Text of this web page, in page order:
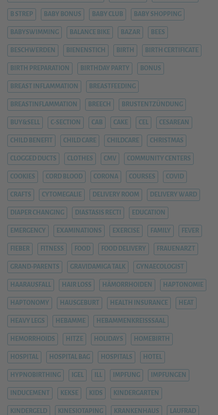
B STREP BABY BONUS BABY CLUB BABY SHOPPING
BABYSWIMMING BALANCE BIKE BAZAR BEES
BESCHWERDEN BIENENSTICH BIRTH BIRTH CERTIFICATE
BIRTH PREPARATION BIRTHDAY PARTY BONUS
BREAST INFLAMMATION BREASTFEEDING
BREASTINFLAMMATION BREECH BRUSTENTZÜNDUNG
BUY&SELL C-SECTION CAB CAKE CEL CESAREAN
CHILD BENEFIT CHILD CARE CHILDCARE CHRISTMAS
CLOGGED DUCTS CLOTHES CMV COMMUNITY CENTERS
COOKIES CORD BLOOD CORONA COURSES COVID
CRAFTS CYTOMEGALIE DELIVERY ROOM DELIVERY WARD
DIAPER CHANGING DIASTASIS RECTI EDUCATION
EMERGENCY EXAMINATIONS EXERCISE FAMILY FEVER
FIEBER FITNESS FOOD FOOD DELIVERY FRAUENARZT
GRAND-PARENTS GRAVIDAMIGA TALK GYNAECOLOGIST
HAARAUSFALL HAIR LOSS HÄMORRHOIDEN HAPTONOMIE
HAPTONOMY HAUSGEBURT HEALTH INSURANCE HEAT
HEAVY LEGS HEBAMME HEBAMMENKREISSSAAL
HEMORRHOIDS HITZE HOLIDAYS HOMEBIRTH
HOSPITAL HOSPITAL BAG HOSPITALS HOTEL
HYPNOBIRTHING IGEL ILL IMPFUNG IMPFUNGEN
INDUCEMENT KEKSE KIDS KINDERGARTEN
KINDERGELD KINESIOTAPING KRANKENHAUS LAUFRAD